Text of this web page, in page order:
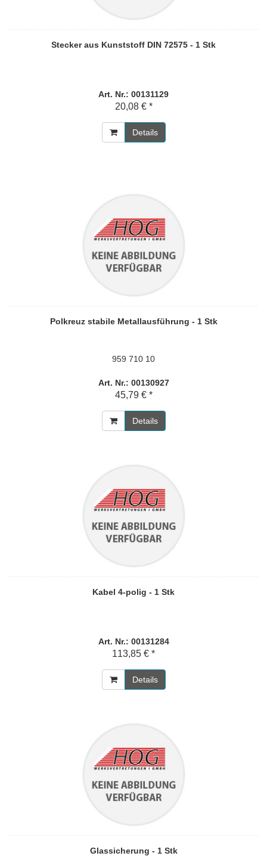
Stecker aus Kunststoff DIN 72575 - 1 Stk
Art. Nr.: 00131129
20,08 € *
Details
Polkreuz stabile Metallausführung - 1 Stk
959 710 10
Art. Nr.: 00130927
45,79 € *
Details
Kabel 4-polig - 1 Stk
Art. Nr.: 00131284
113,85 € *
Details
Glassicherung - 1 Stk